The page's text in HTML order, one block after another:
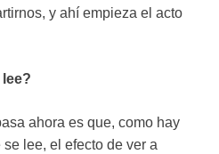
y ahí empieza el acto
ahora es que, como hay
lee, el efecto de ver a